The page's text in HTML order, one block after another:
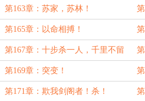
第163章：苏家，苏林！
第165章：以命相搏！
第167章：十步杀一人，千里不留
行！
第169章：突变！
第171章：欺我剑阁者！杀！